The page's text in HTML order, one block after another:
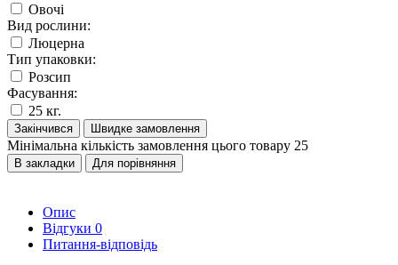
Овочі
Вид рослини:
Люцерна
Тип упаковки:
Розсип
Фасування:
25 кг.
Закінчився Швидке замовлення
Мінімальна кількість замовлення цього товару 25
В закладки Для порівняння
Опис
Відгуки 0
Питання-відповідь